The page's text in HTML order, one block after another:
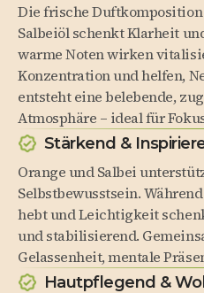
Die frische Duftkomposition
Salbeiöl schenkt Klarheit
warme Noten wirken
Konzentration und helfen,
entsteht eine belebende,
Atmosphäre – ideal für
Stärkend &
Orange und Salbei
Selbstbewusstsein.
hebt und Leichtigkeit
und stabilisierend.
Gelassenheit, mentale
Hautpflegend &